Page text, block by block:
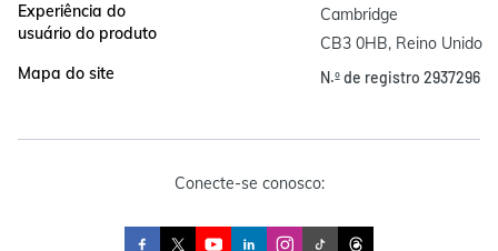
Experiência do
usuário do produto
Mapa do site
Cambridge
CB3 0HB, Reino Unido
N.º de registro 2937296
Conecte-se conosco: